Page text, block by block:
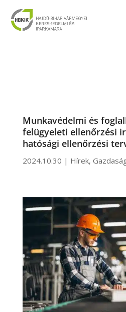
Munkavédelmi és
felügyeleti ellenőrzési
hatósági ellenőrzési
2024.10.30 | Hírek,